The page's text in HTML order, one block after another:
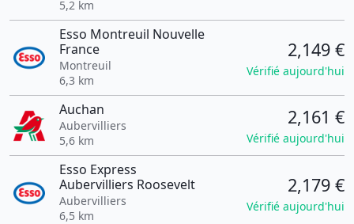
5,2 km
Esso Montreuil Nouvelle
France
Montreuil
6,3 km
2,149 €
Vérifié aujourd'hui
Auchan
Aubervilliers
5,6 km
2,161 €
Vérifié aujourd'hui
Esso Express
Aubervilliers Roosevelt
Aubervilliers
6,5 km
2,179 €
Vérifié aujourd'hui